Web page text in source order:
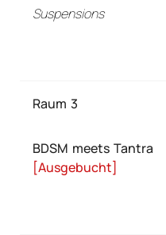
Suspensions
Raum 3
BDSM meets Tantra
[Ausgebucht]